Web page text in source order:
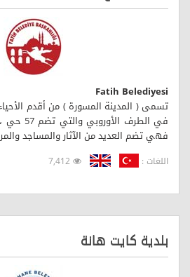
Fatih Belediyesi
تسمى ( المدينة المسورة ) من أقدم
في
فهي تضم العديد من الآثار والمساجد
اللغات :
بلدية كايت هانة